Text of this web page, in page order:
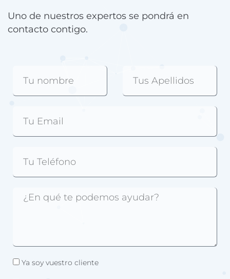
Uno de nuestros expertos se pondrá en
contacto contigo.
Ya soy vuestro cliente